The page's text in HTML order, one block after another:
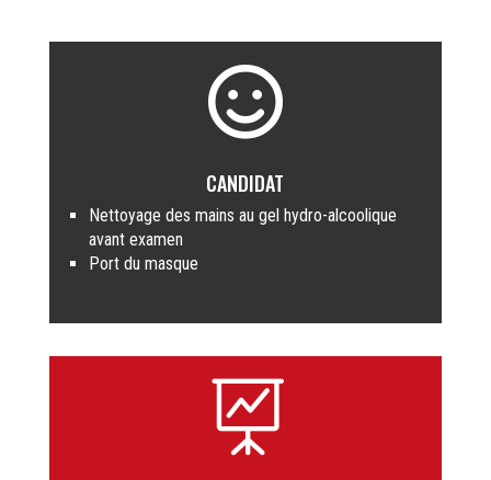

CANDIDAT
Nettoyage des mains au gel hydro-alcoolique
avant examen
Port du masque
